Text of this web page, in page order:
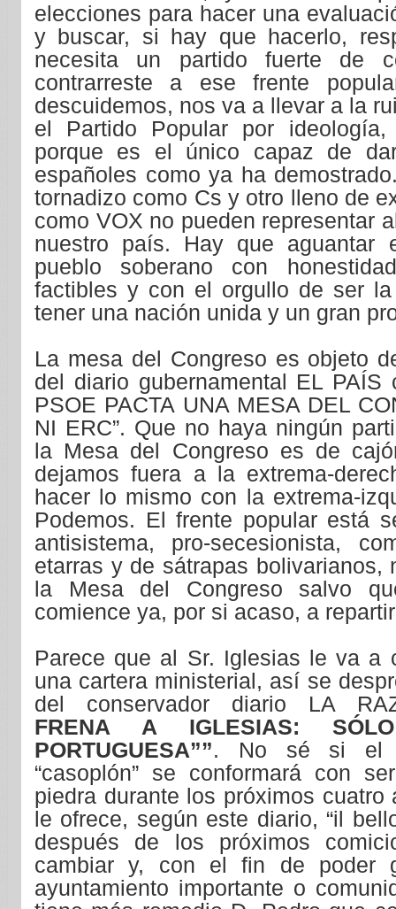
elecciones para hacer una
y buscar, si hay que hacerlo,
necesita un partido fuerte de
contrarreste a ese frente
descuidemos, nos va a llevar a la
el Partido Popular por
porque es el único capaz de
españoles como ya ha
tornadizo como Cs y otro lleno de
como VOX no pueden representar
nuestro país. Hay que
pueblo soberano con
factibles y con el orgullo de ser
tener una nación unida y un gran
La mesa del Congreso es objeto
del diario gubernamental EL PAÍS
PSOE PACTA UNA MESA DEL
NI ERC”. Que no haya ningún
la Mesa del Congreso es de
dejamos fuera a la extrema-
hacer lo mismo con la extrema-
Podemos. El frente popular está
antisistema, pro-secesionista,
etarras y de sátrapas bolivarianos,
la Mesa del Congreso salvo
comience ya, por si acaso, a
Parece que al Sr. Iglesias le va a
una cartera ministerial, así se
del conservador diario LA
FRENA A IGLESIAS:
PORTUGUESA””. No sé si el
“casoplón” se conformará con
piedra durante los próximos
le ofrece, según este diario, “il
después de los próximos
cambiar y, con el fin de poder
ayuntamiento importante o